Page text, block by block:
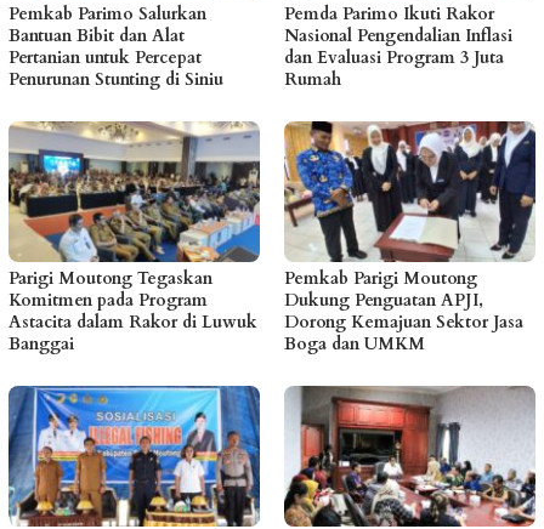
Pemkab Parimo Salurkan
Bantuan Bibit dan Alat
Pertanian untuk Percepat
Penurunan Stunting di Siniu
Pemda Parimo Ikuti Rakor
Nasional Pengendalian Inflasi
dan Evaluasi Program 3 Juta
Rumah
Parigi Moutong Tegaskan
Komitmen pada Program
Astacita dalam Rakor di Luwuk
Banggai
Pemkab Parigi Moutong
Dukung Penguatan APJI,
Dorong Kemajuan Sektor Jasa
Boga dan UMKM